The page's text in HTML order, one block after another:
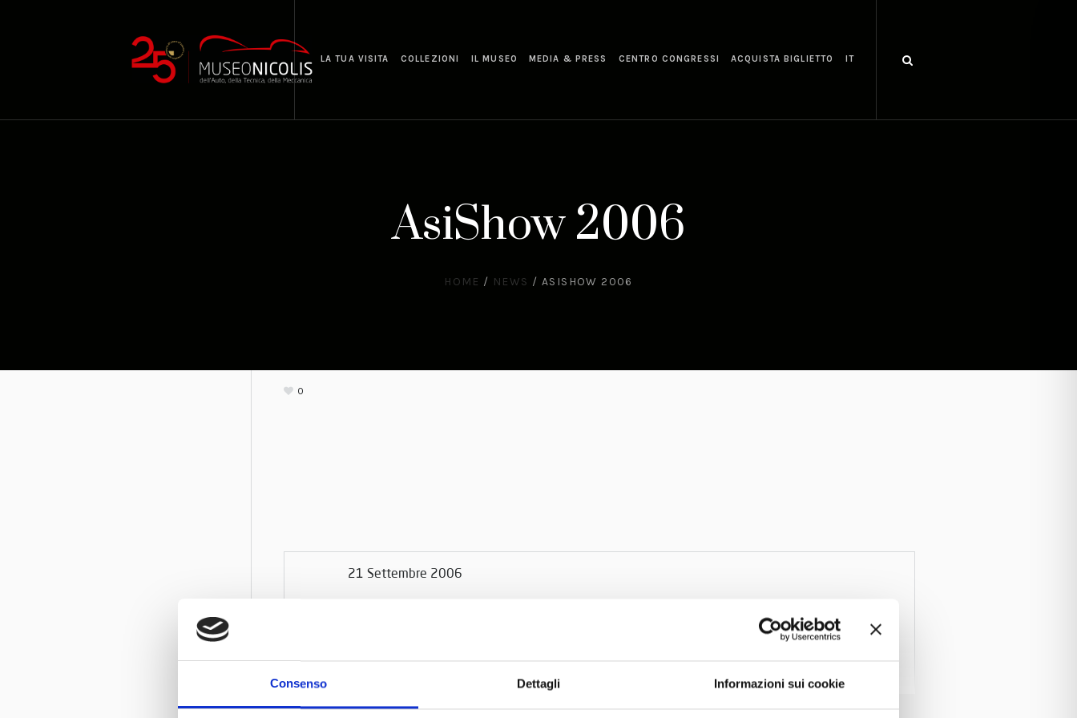
Consenso Dettagli Informazioni sui cookie
LA TUA VISITA COLLEZIONI IL MUSEO MEDIA & PRESS CENTRO CONGRESSI ACQUISTA BIGLIETTO IT
AsiShow 2006
HOME / NEWS / ASISHOW 2006
0
21 Settembre 2006